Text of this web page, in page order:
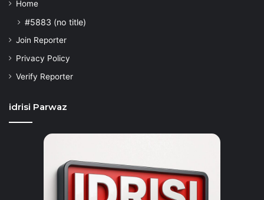
Home
#5883 (no title)
Join Reporter
Privacy Policy
Verify Reporter
idrisi Parwaz